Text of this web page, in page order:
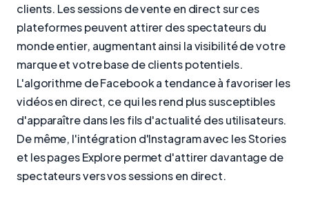
clients. Les sessions de vente en direct sur ces
plateformes peuvent attirer des spectateurs du
monde entier, augmentant ainsi la visibilité de votre
marque et votre base de clients potentiels.
L'algorithme de Facebook a tendance à favoriser les
vidéos en direct, ce qui les rend plus susceptibles
d'apparaître dans les fils d'actualité des utilisateurs.
De même, l'intégration d'Instagram avec les Stories
et les pages Explore permet d'attirer davantage de
spectateurs vers vos sessions en direct.